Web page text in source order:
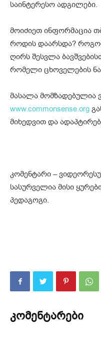
საინტერესო ადგილები.
მოიძიეთ ინფორმაცია
როდის დაარსდა?
ღირს შესვლა
რომელი ცხოველების
მასალა მომზადებულია
www.commonsense.org
მიხედვით და
კომენტარი –
სასურველია მისი
პედაგოგი.
კომენტარები